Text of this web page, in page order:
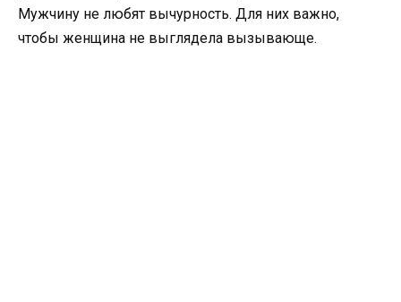
Мужчину не любят вычурность. Для них важно,
чтобы женщина не выглядела вызывающе.